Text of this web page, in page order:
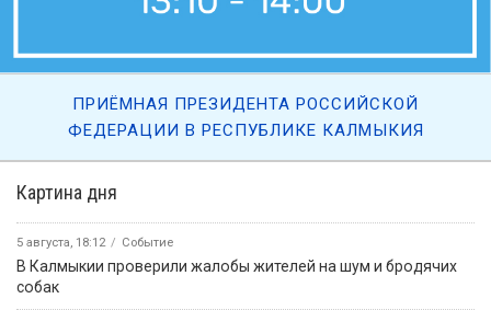
Картина дня
5 августа, 18:12 Событие
В Калмыкии проверили жалобы жителей на шум и бродячих
собак
ПРИЁМНАЯ ПРЕЗИДЕНТА РОССИЙСКОЙ
ФЕДЕРАЦИИ В РЕСПУБЛИКЕ КАЛМЫКИЯ